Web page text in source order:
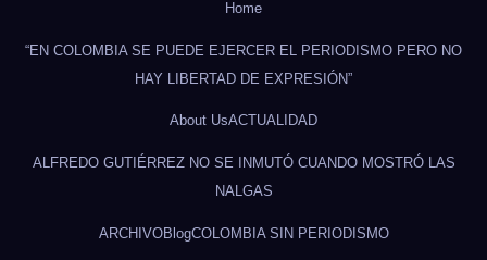
Home
“EN COLOMBIA SE PUEDE EJERCER EL PERIODISMO PERO NO
HAY LIBERTAD DE EXPRESIÓN”
About UsACTUALIDAD
ALFREDO GUTIÉRREZ NO SE INMUTÓ CUANDO MOSTRÓ LAS
NALGAS
ARCHIVOBlogCOLOMBIA SIN PERIODISMO